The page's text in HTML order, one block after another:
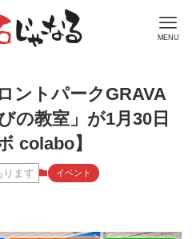
MENU
ントパークGRAVA
の教室」が1月30日
colabo】
ります イベント